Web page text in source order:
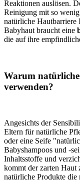
Reaktionen auslösen.
Reinigung mit so
natürliche Hautbarriere
Babyhaut braucht eine
die auf ihre
Warum
verwenden?
Angesichts der
Eltern für natürliche
oder eine Seife
Babyshampoos und -
Inhaltsstoffe und
kommt der zarten
natürliche Produkte die